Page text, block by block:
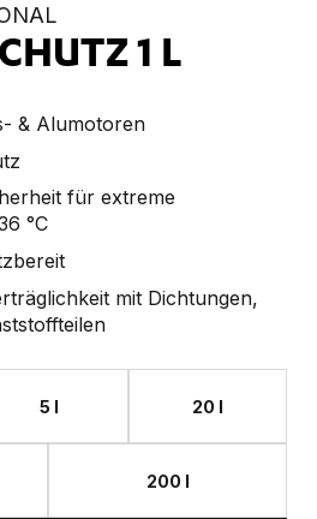
1 L
& Alumotoren
für extreme
°C
mit Dichtungen,
5 l 20 l
200 l